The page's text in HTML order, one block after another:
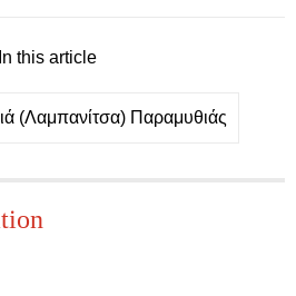
In this article
(Λαμπανίτσα) Παραμυθιάς